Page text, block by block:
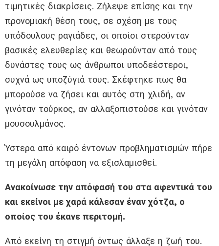
τιμητικές διακρίσεις. Ζήλεψε επίσης και την
προνομιακή θέση τους, σε σχέση με τους
υπόδουλους ραγιάδες, οι οποίοι στερούνταν
βασικές ελευθερίες και θεωρούνταν από τους
δυνάστες τους ως άνθρωποι υποδεέστεροι,
συχνά ως υποζύγιά τους. Σκέφτηκε πως θα
μπορούσε να ζήσει και αυτός στη χλιδή, αν
γινόταν τούρκος, αν αλλαξοπιστούσε και γινόταν
μουσουλμάνος.
Ύστερα από καιρό έντονων προβληματισμών πήρε
τη μεγάλη απόφαση να εξισλαμισθεί.
Ανακοίνωσε την απόφασή του στα αφεντικά του
και εκείνοι με χαρά κάλεσαν έναν χότζα, ο
οποίος του έκανε περιτομή.
Από εκείνη τη στιγμή όντως άλλαξε η ζωή του.